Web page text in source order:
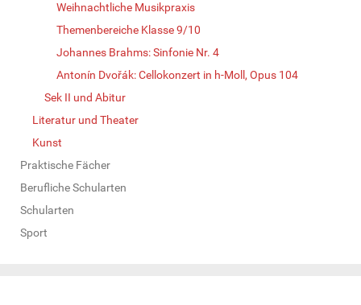
Weihnachtliche Musikpraxis
Themenbereiche Klasse 9/10
Johannes Brahms: Sinfonie Nr. 4
Antonín Dvořák: Cellokonzert in h-Moll, Opus 104
Sek II und Abitur
Literatur und Theater
Kunst
Praktische Fächer
Berufliche Schularten
Schularten
Sport